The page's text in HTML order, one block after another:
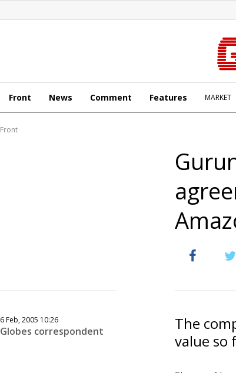
Front News Comment Features MARKET
Front
6 Feb, 2005 10:26
Globes correspondent
The
value so